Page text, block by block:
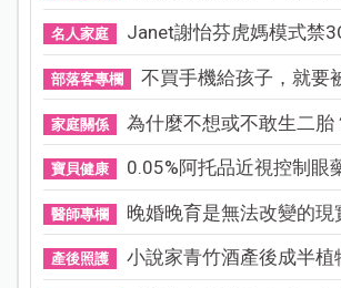
名人家庭 Janet謝怡芬虎媽模式禁
部落客專欄 不買手機給孩子，就要
家庭關係 為什麼不想或不敢生二胎
寶貝健康 0.05%阿托品近視控制眼
醫師專欄 晚婚晚育是無法改變的現
產後照護 小說家青竹酒產後成半植